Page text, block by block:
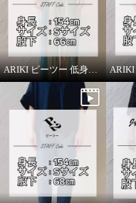
ARIKI ピーツー 低身長スタッフがはいてみました！